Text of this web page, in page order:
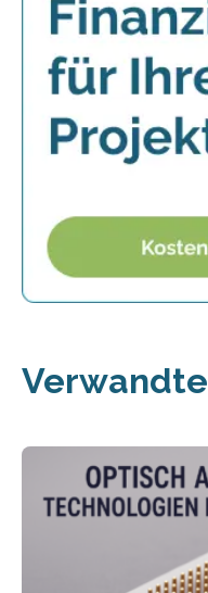
Verwandte